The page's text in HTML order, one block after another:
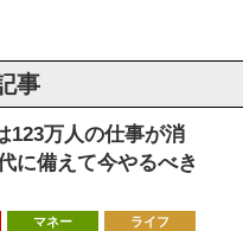
事
123万人の仕事が消
に備えて今やるべき
マネー ライフ